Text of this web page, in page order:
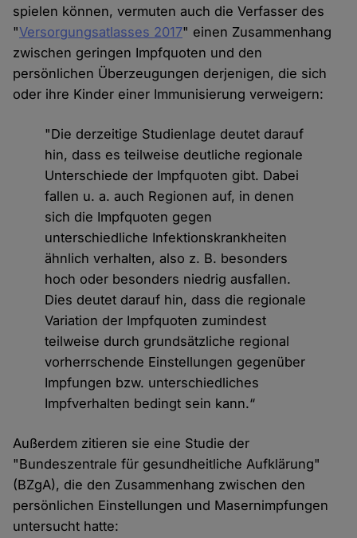
spielen können, vermuten auch die Verfasser des
"Versorgungsatlasses 2017" einen Zusammenhang
zwischen geringen Impfquoten und den
persönlichen Überzeugungen derjenigen, die sich
oder ihre Kinder einer Immunisierung verweigern:
"Die derzeitige Studienlage deutet darauf
hin, dass es teilweise deutliche regionale
Unterschiede der Impfquoten gibt. Dabei
fallen u. a. auch Regionen auf, in denen
sich die Impfquoten gegen
unterschiedliche Infektionskrankheiten
ähnlich verhalten, also z. B. besonders
hoch oder besonders niedrig ausfallen.
Dies deutet darauf hin, dass die regionale
Variation der Impfquoten zumindest
teilweise durch grundsätzliche regional
vorherrschende Einstellungen gegenüber
Impfungen bzw. unterschiedliches
Impfverhalten bedingt sein kann.“
Außerdem zitieren sie eine Studie der
"Bundeszentrale für gesundheitliche Aufklärung"
(BZgA), die den Zusammenhang zwischen den
persönlichen Einstellungen und Masernimpfungen
untersucht hatte: